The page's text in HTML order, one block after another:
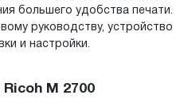
большего удобства печати.
руководству, устройство
и настройки.
M 2700